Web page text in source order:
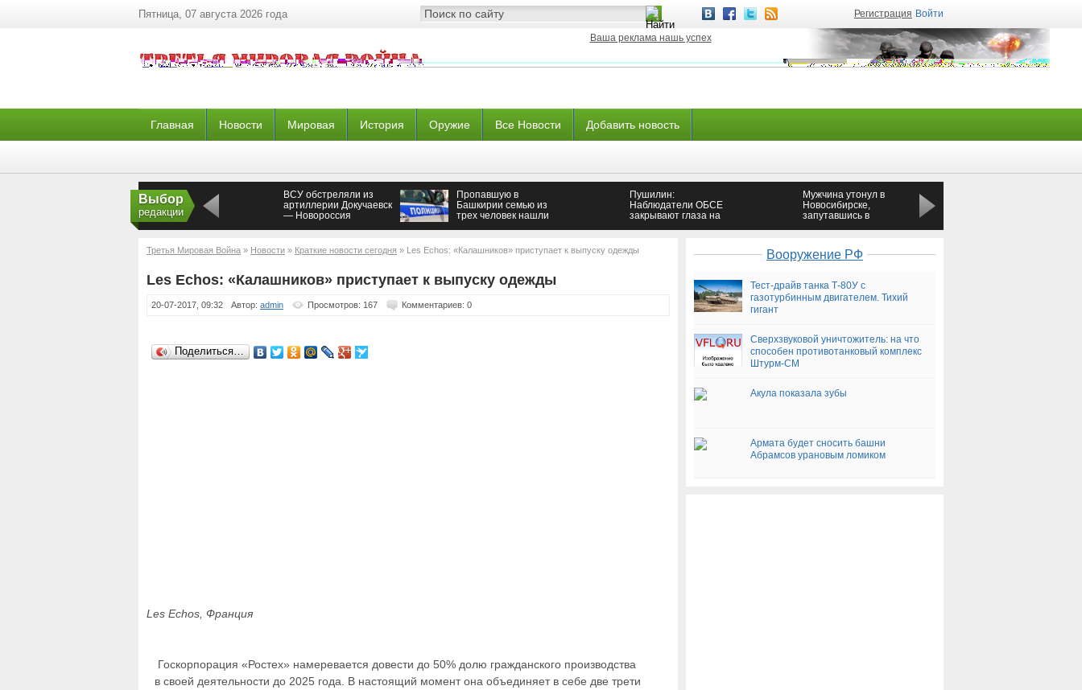
Пятница, 07 августа 2026 года Регистрация Войти
Ваша реклама нашь успех
Главная Новости Мировая История Оружие Все Новости Добавить новость
Выбор
редакции
ВСУ обстреляли из
артиллерии Докучаевск
— Новороссия
Пропавшую в
Башкирии семью из
трех человек нашли
Пушилин:
Наблюдатели ОБСЕ
закрывают глаза на
Новороссия
Мужчина утонул в
Новосибирске,
запутавшись в
Третья Мировая Война » Новости » Краткие новости сегодня » Les Echos: «Калашников» приступает к выпуску одежды
Les Echos: «Калашников» приступает к выпуску одежды
20-07-2017, 09:32 Автор: admin Просмотров: 167 Комментариев: 0
Поделиться…
Les Echos, Франция
Госкорпорация «Ростех» намеревается довести до 50% долю гражданского производства
в своей деятельности до 2025 года. В настоящий момент она объединяет в себе две трети
Вооружение РФ
Тест-драйв танка Т-80У с
газотурбинным двигателем. Тихий
гигант
Сверхзвуковой уничтожитель: на что
способен противотанковый комплекс
Штурм-СМ
Акула показала зубы
Армата будет сносить башни
Абрамсов урановым ломиком